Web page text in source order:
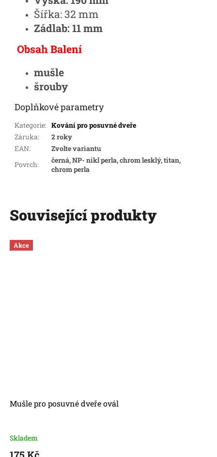
Šířka: 32 mm
Zádlab: 11 mm
Obsah Balení
mušle
šrouby
Doplňkové parametry
Kategorie: Kování pro posuvné dveře
Záruka:
2 roky
EAN:
Zvolte variantu
Povrch:
černá, NP- nikl perla, chrom lesklý, titan,
chrom perla
Související produkty
Akce
Mušle pro posuvné dveře ovál
Skladem